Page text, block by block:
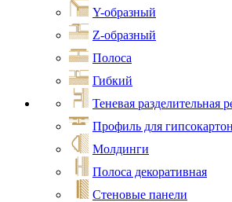
Y-образный
Z-образный
Полоса
Гибкий
Теневая разделительная
Профиль для
Молдинги
Полоса декоративная
Стеновые панели